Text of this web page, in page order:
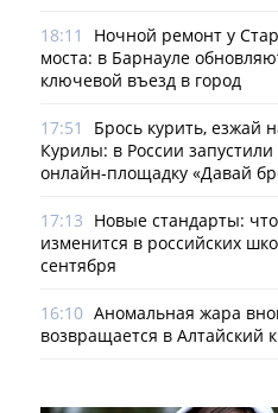
18:11
Ночной ремонт у
моста: в Барнауле
ключевой въезд в город
17:51
Брось курить, езжай
Курилы: в России запустили
онлайн-­площадку «Давай
17:13 Новые стандарты: что
изменится в российских
сентября
16:10 Аномальная жара
возвращается в Алтайский